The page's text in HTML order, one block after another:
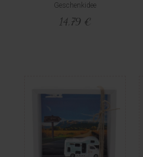
Geschenkidee
14,79 €